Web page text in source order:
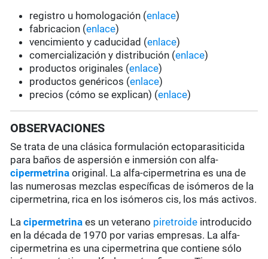
registro u homologación (enlace)
fabricacion (enlace)
vencimiento y caducidad (enlace)
comercialización y distribución (enlace)
productos originales (enlace)
productos genéricos (enlace)
precios (cómo se explican) (enlace)
OBSERVACIONES
Se trata de una clásica formulación ectoparasiticida
para baños de aspersión e inmersión con alfa-
cipermetrinaoriginal. La alfa-cipermetrina es una de
las numerosas mezclas específicas de isómeros de la
cipermetrina, rica en los isómeros cis, los más activos.
Lacipermetrinaes un veterano piretroide introducido
en la década de 1970 por varias empresas. La alfa-
cipermetrina es una cipermetrina que contiene sólo